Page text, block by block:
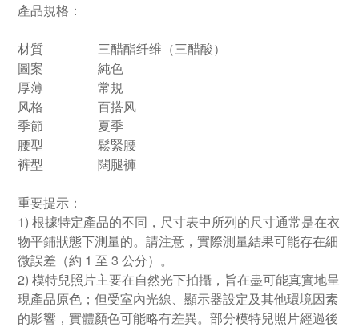
產品規格：
材質
三醋酯纤维（三醋酸）
圖案
純色
厚薄
常規
风格
百搭风
季節
夏季
腰型
鬆緊腰
裤型
闊腿褲
重要提示：
1) 根據特定產品的不同，尺寸表中所列的尺寸通常是在衣
物平鋪狀態下測量的。請注意，實際測量結果可能存在細
微誤差（約 1 至 3 公分）。
2) 模特兒照片主要在自然光下拍攝，旨在盡可能真實地呈
現產品原色；但受室內光線、顯示器設定及其他環境因素
的影響，實體顏色可能略有差異。部分模特兒照片經過後